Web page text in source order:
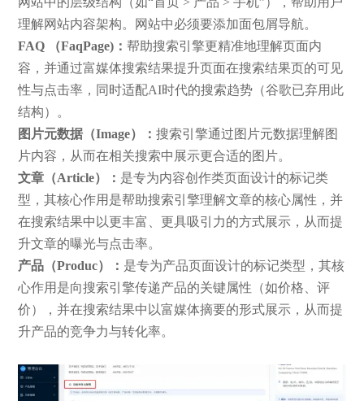
理解网站内容架构。网站中必须要添加面包屑导航。
FAQ
（FaqPage)： 帮助搜索引擎更精准地理解页面内
容，并通过富媒体搜索结果提升页面在搜索结果页的可见
性与点击率，同时适配AI时代的搜索趋势（谷歌已弃用此
结构）。
图片元数据（Image）： 搜索引擎通过图片元数据理解图
片内容，从而在相关搜索中展示更合适的图片。
文章（Article）
： 是专为内容创作类页面设计的标记类
型，其核心作用是帮助搜索引擎理解文章的核心属性，并
在搜索结果中以更丰富、更具吸引力的方式展示，从而提
升文章的曝光与点击率。
产品（Produc） ： 是专为产品页面设计的标记类型，其核
心作用是向搜索引擎传递产品的关键属性（如价格、评
价），并在搜索结果中以富媒体摘要的形式展示，从而提
升产品的竞争力与转化率。